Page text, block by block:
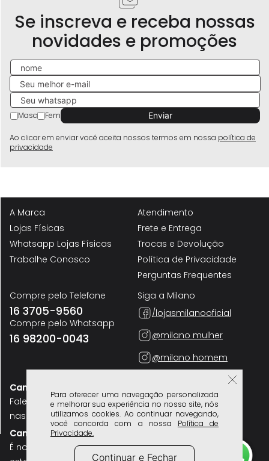
Para oferecer uma navegação personalizada
e melhorar sua experiência no nosso site, nós
utilizamos cookies. Ao continuar navegando,
você concorda com a nossa Política de
Privacidade.
Continuar e Fechar
Se inscreva e receba nossas
novidades e promoções
Masc Fem
Ao clicar em enviar você aceita nossos termos em nossa política de
privacidade
A Marca
Lojas Físicas
Whatsapp Lojas Físicas
Trabalhe Conosco
Atendimento
Frete e Entrega
Trocas e Devolução
Política de Privacidade
Perguntas Frequentes
Compre pelo Telefone
16 3705-9560
Compre pelo Whatsapp
16 98200-0043
Siga a Milano
/lojasmilanooficial
@milano mulher
@milano homem
Canal do cliente
Fale sobre seu atendimento
nas nossas lojas
Canal do colaborador
É nosso funcionário? use
Segurança